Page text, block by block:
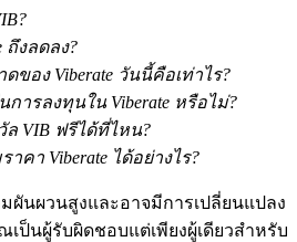
ถึงลดลง?
ของ Viberate วันนี้คือเท่าไร?
การลงทุนใน Viberate หรือไม่?
VIB ฟรีได้ที่ไหน?
คา Viberate ได้อย่างไร?
ผันผวนสูงและอาจมีการเปลี่ยนแปลง
เป็นผู้รับผิดชอบแต่เพียงผู้เดียวสำหรับ